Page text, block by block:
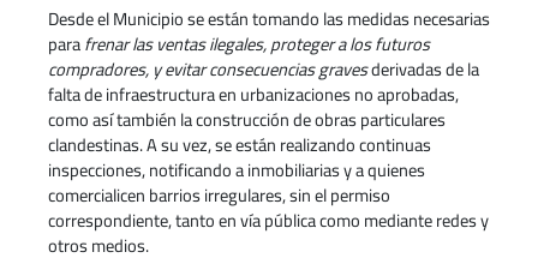
Desde el Municipio se están tomando las medidas necesarias
parafrenar las ventas ilegales, proteger a los futuros
compradores, y evitar consecuencias gravesderivadas de la
falta de infraestructura en urbanizaciones no aprobadas,
como así también la construcción de obras particulares
clandestinas. A su vez, se están realizando continuas
inspecciones, notificando a inmobiliarias y a quienes
comercialicen barrios irregulares, sin el permiso
correspondiente, tanto en vía pública como mediante redes y
otros medios.